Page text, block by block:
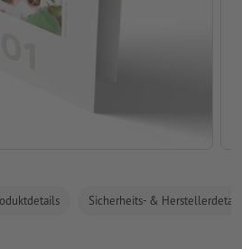
Sicherheits- &